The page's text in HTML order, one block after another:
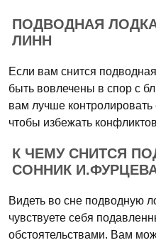
ПОДВОДНАЯ
ЛИНН
Если вам снится
быть вовлечены в спор с
вам лучше контролировать
чтобы избежать
К ЧЕМУ СНИТСЯ
СОННИК
Видеть во сне подводную
чувствуете себя
обстоятельствами. Вам